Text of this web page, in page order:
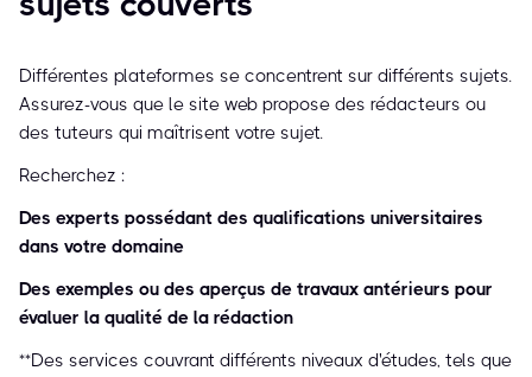
Différentes plateformes se concentrent sur différents sujets.
Assurez-vous que le site web propose des rédacteurs ou
des tuteurs qui maîtrisent votre sujet.
Recherchez :
Des experts possédant des qualifications universitaires
dans votre domaine
Des exemples ou des aperçus de travaux antérieurs pour
évaluer la qualité de la rédaction
**Des services couvrant différents niveaux d'études, tels que